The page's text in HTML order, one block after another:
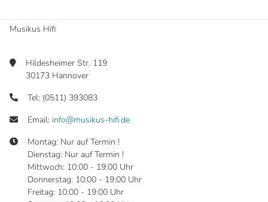
Musikus Hifi
Hildesheimer Str. 119
30173 Hannover
Tel: (0511) 393083
Email: info@musikus-hifi.de
Montag: Nur auf Termin !
Dienstag: Nur auf Termin !
Mittwoch: 10:00 - 19:00 Uhr
Donnerstag: 10:00 - 19:00 Uhr
Freitag: 10:00 - 19:00 Uhr